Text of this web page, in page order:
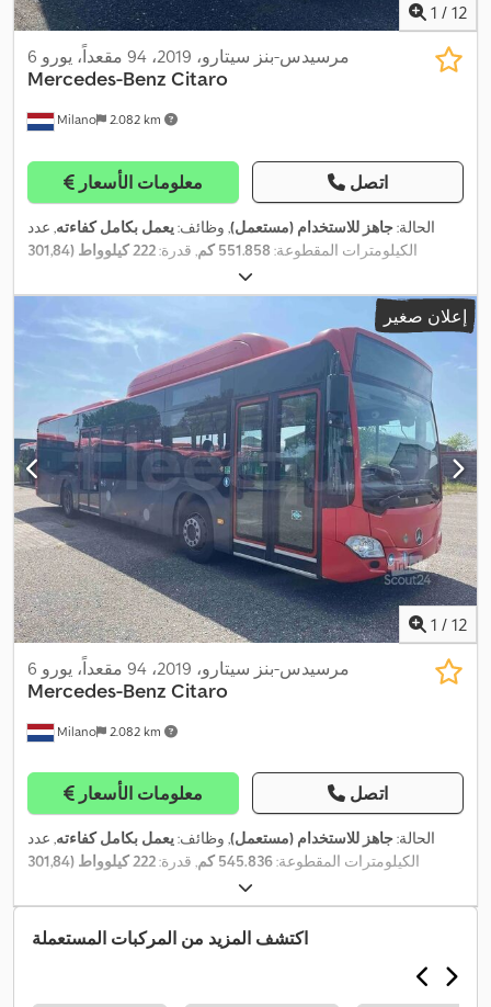
1 / 12
Milano 2.082 km
مرسيدس-بنز سيتارو، 2019، 94 مقعداً، يورو 6
Mercedes-Benz Citaro
معلومات الأسعار اتصل
الحالة:جاهز للاستخدام (مستعمل), وظائف:يعمل بكامل كفاءته, عدد
الكيلومترات المقطوعة: 551.858 كم , قدرة:
222 كيلوواط (301,84
, نوع الوقود:
أماكن الوقوف:59, نوع التروس:تلقائي, تكوين المحور:محورين, الفحص
القادم (TÜV):
, فئة الانبعاثات:
R22.5
, الطول الكلي: 12.140 مم , معدات:تكييف الهواء, سخان التدفئة
أثناء التوقف, ملائم لذوي الاحتياجات الخاصة, نظام التحكم في الجر,
إعلان صغير
1 / 12
Milano 2.082 km
مرسيدس-بنز سيتارو، 2019، 94 مقعداً، يورو 6
Mercedes-Benz Citaro
معلومات الأسعار اتصل
الحالة:جاهز للاستخدام (مستعمل), وظائف:يعمل بكامل كفاءته, عدد
الكيلومترات المقطوعة:545.836 كم , قدرة:
222 كيلوواط (301,84
, نوع الوقود:
أماكن الوقوف:59, نوع التروس:تلقائي, تكوين المحور:محورين, الفحص
القادم (TÜV):
06/2027 , مقاس الإطار:
275/70
تكييف الهواء, سخان التدفئة
أثناء التوقف, ملائم لذوي الاحتياجات الخاصة, نظام التحكم في الجر,
نظام الفرامل المانعة للانغلاق (ABS),
اكتشف المزيد من المركبات المستعملة